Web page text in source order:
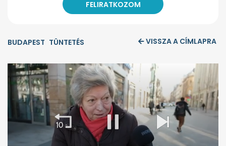
BUDAPEST TÜNTETÉS VISSZA A CÍMLAPRA